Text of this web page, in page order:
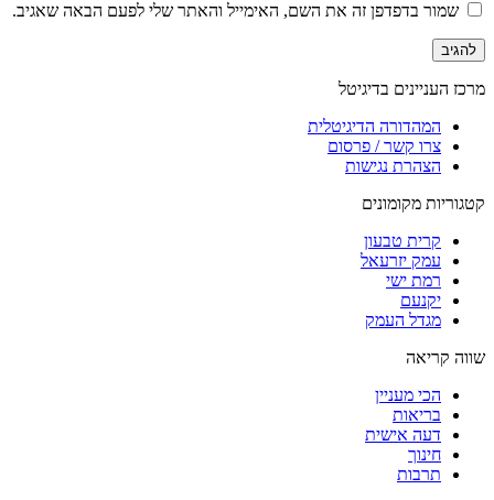
שמור בדפדפן זה את השם, האימייל והאתר שלי לפעם הבאה שאגיב.
מרכז העניינים בדיגיטל
המהדורה הדיגיטלית
צרו קשר / פרסום
הצהרת נגישות
קטגוריות מקומונים
קרית טבעון
עמק יזרעאל
רמת ישי
יקנעם
מגדל העמק
שווה קריאה
הכי מעניין
בריאות
דעה אישית
חינוך
תרבות